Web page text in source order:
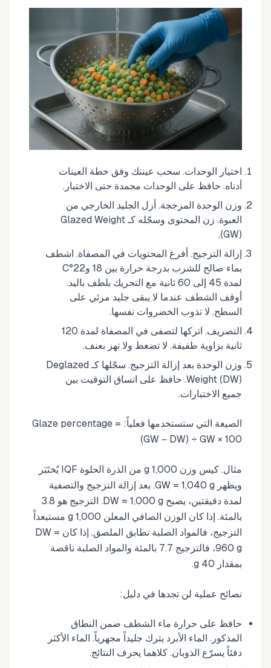
اختيار الوحدات. سحب عينتك وفق خطة العينات
أدناه. حافظ على الوحدات مجمدة حتى الاختبار.
وزن الوحدة المزججة. أزل الجليد الخارجي من
العبوة. زن المحتوى وسجّله كـ Glazed Weight
(GW).
إزالة التزجيج. أفرغ المحتويات في المصفاة. اشطف
بماء صالح للشرب بدرجة حرارة بين 18 و22°C
لمدة 45 إلى 60 ثانية مع التحريك بلطف باليد.
أوقف الشطف عندما لا يبقى جليد مرئي على
السطح. لا تذوب الخضروات نفسها.
التصريف. اتركها لتصفى في المصفاة لمدة 120
ثانية بزاوية طفيفة. لا تضغط ولا تهز بعنف.
وزن الوحدة بعد إزالة التزجيج. سجّلها كـ Deglazed
Weight (DW). حافظ على اتساق التوقيت بين
جميع الاختبارات.
الصيغة التي ستستخدمها فعلياً: Glaze percentage =
(GW − DW) ÷ GW × 100
مثال. كيس وزن 1,000 g من الذرة الحلوة IQF يُختَبَر
ويظهر GW = 1,040 g. بعد إزالة التزجيج والتصفية
لمدة دقيقتين، يصبح DW = 1,000 g. التزجيج هو 3.8
بالمئة. إذا كان الوزن الصافي المعلن 1,000 g مستبعداً
التزجيج، فالمواد الصلبة تطابق الملصق. إذا كان DW =
960 g، فالتزجيج 7.7 بالمئة والمواد الصلبة ناقصة
بمقدار 40 g.
نصائح عملية لن تجدها في دليل:
حافظ على حرارة ماء الشطف ضمن النطاق
المذكور. الماء الأبرد يترك جليداً مجهرياً. الماء الأكثر
دفئاً يسرّع الذوبان. كلاهما يحرف النتائج.